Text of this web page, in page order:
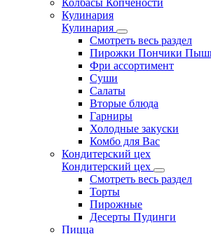
Колбасы Копчености
Кулинария
Кулинария
Смотреть весь раздел
Пирожки Пончики
Фри ассортимент
Суши
Салаты
Вторые блюда
Гарниры
Холодные закуски
Комбо для Вас
Кондитерский цех
Кондитерский цех
Смотреть весь раздел
Торты
Пирожные
Десерты Пудинги
Пицца